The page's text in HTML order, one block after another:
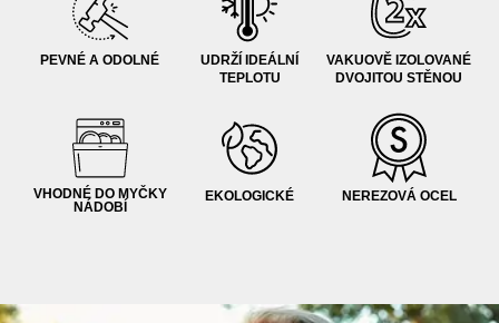
PEVNÉ A ODOLNÉ
UDRŽÍ IDEÁLNÍ
TEPLOTU
VAKUOVĚ IZOLOVANÉ
DVOJITOU STĚNOU
VHODNÉ DO MYČKY
NÁDOBÍ
EKOLOGICKÉ NEREZOVÁ OCEL